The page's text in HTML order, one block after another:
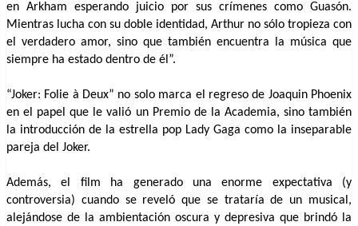
en Arkham esperando juicio por sus crímenes como Guasón.
Mientras lucha con su doble identidad, Arthur no sólo tropieza con
el verdadero amor, sino que también encuentra la música que
siempre ha estado dentro de él”.
“Joker: Folie à Deux” no solo marca el regreso de Joaquin Phoenix
en el papel que le valió un Premio de la Academia, sino también
la introducción de la estrella pop Lady Gaga como la inseparable
pareja del Joker.
Además, el film ha generado una enorme expectativa (y
controversia) cuando se reveló que se trataría de un musical,
alejándose de la ambientación oscura y depresiva que brindó la